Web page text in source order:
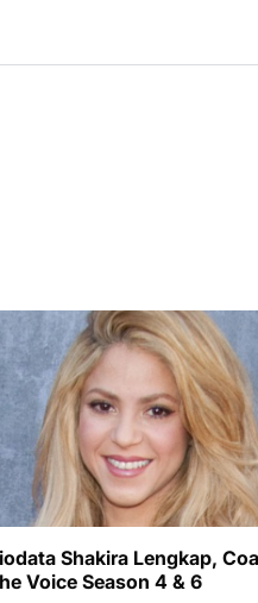
Shakira Lengkap,
Voice Season 4 & 6